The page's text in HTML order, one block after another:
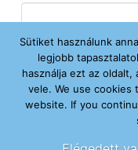
Email:
Elfogadom az
Sütiket használunk
legjobb
használja ezt az
vele. We use
website. If you